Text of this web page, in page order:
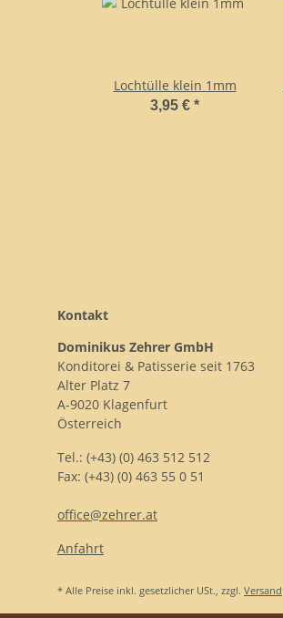
Lochtülle klein 1mm
3,95 € *
Kontakt
Dominikus Zehrer GmbH
Konditorei & Patisserie seit 1763
Alter Platz 7
A-9020 Klagenfurt
Österreich
Tel.: (+43) (0) 463 512 512
Fax: (+43) (0) 463 55 0 51
office@zehrer.at
Anfahrt
* Alle Preise inkl. gesetzlicher USt., zzgl. Versand